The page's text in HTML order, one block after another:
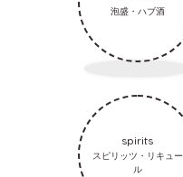
泡盛・ハブ酒
spirits
スピリッツ・リキュー
ル